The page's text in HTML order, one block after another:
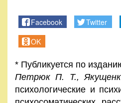
Личный
кабинет
Правила
и
Facebook Twitter
OK
* Публикуется по
Петрюк П. Т.,
психологические и